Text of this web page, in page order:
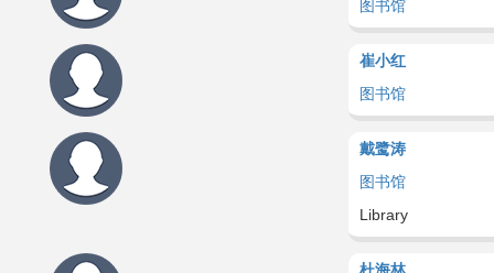
图书馆
崔小红
图书馆
戴鹭涛
图书馆
Library
杜海林